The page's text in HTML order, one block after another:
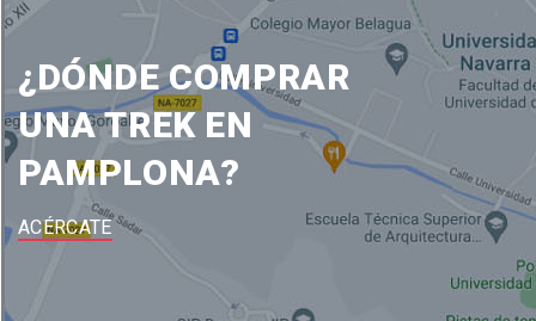
¿DÓNDE COMPRAR
UNA TREK EN
PAMPLONA?
ACÉRCATE